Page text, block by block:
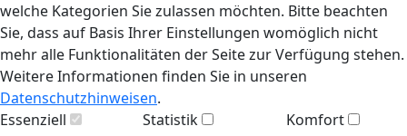
welche Kategorien Sie zulassen möchten. Bitte beachten
Sie, dass auf Basis Ihrer Einstellungen womöglich nicht
mehr alle Funktionalitäten der Seite zur Verfügung stehen.
Weitere Informationen finden Sie in unseren
Datenschutzhinweisen.
Essenziell
Statistik Komfort